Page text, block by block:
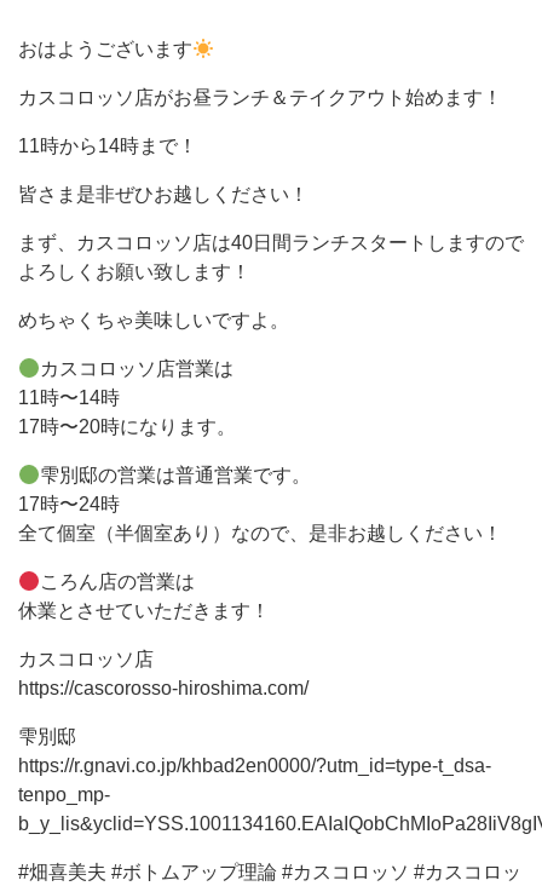
おはようございます
カスコロッソ店がお昼ランチ＆テイクアウト始めます！
11時から14時まで！
皆さま是非ぜひお越しください！
まず、カスコロッソ店は40日間ランチスタートしますので
よろしくお願い致します！
めちゃくちゃ美味しいですよ。
カスコロッソ店営業は
11時〜14時
17時〜20時になります。
雫別邸の営業は普通営業です。
17時〜24時
全て個室（半個室あり）なので、是非お越しください！
ころん店の営業は
休業とさせていただきます！
カスコロッソ店
https://cascorosso-hiroshima.com/
雫別邸
https://r.gnavi.co.jp/khbad2en0000/?utm_id=type-t_dsa-
tenpo_mp-
#畑喜美夫 #ボトムアップ理論 #カスコロッソ #カスコロッ